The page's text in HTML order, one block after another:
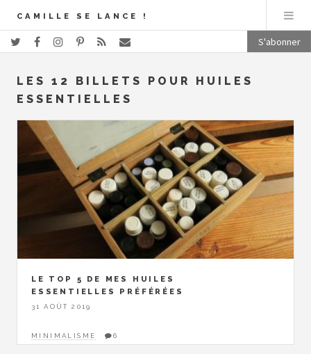
CAMILLE SE LANCE !
S'abonner
LES 12 BILLETS POUR HUILES
ESSENTIELLES
LE TOP 5 DE MES HUILES
ESSENTIELLES PRÉFÉRÉES
31 AOÛT 2019
MINIMALISME 6